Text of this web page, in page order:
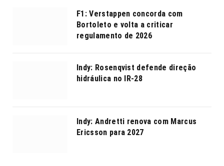
F1: Verstappen concorda com
Bortoleto e volta a criticar
regulamento de 2026
Indy: Rosenqvist defende direção
hidráulica no IR-28
Indy: Andretti renova com Marcus
Ericsson para 2027